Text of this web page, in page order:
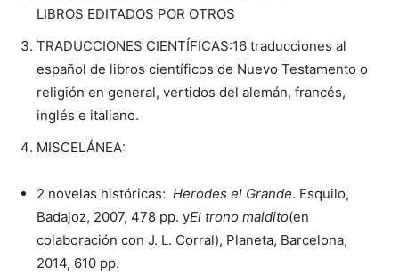
LIBROS EDITADOS POR OTROS
TRADUCCIONES CIENTÍFICAS:16 traducciones al
español de libros científicos de Nuevo Testamento o
religión en general, vertidos del alemán, francés,
inglés e italiano.
MISCELÁNEA:
2 novelas históricas: Herodes el Grande. Esquilo,
Badajoz, 2007, 478 pp. yEl trono maldito(en
colaboración con J. L. Corral), Planeta, Barcelona,
2014, 610 pp.